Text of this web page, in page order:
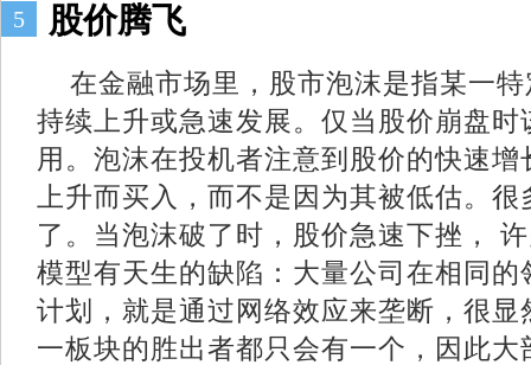
5 股价腾飞
在金融市场里，股市泡沫是指某一
持续上升或急速发展。仅当股价崩盘
用。泡沫在投机者注意到股价的快速
上升而买入，而不是因为其被低估。
了。当泡沫破了时，股价急速下挫，
模型有天生的缺陷：大量公司在相同
计划，就是通过网络效应来垄断，很
一板块的胜出者都只会有一个，因此